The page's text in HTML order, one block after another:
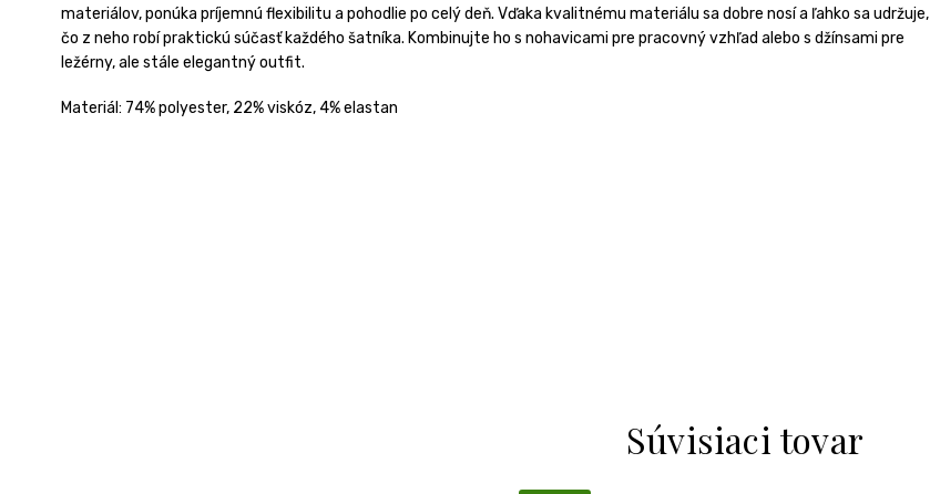
Súvisiaci tovar
materiálov, ponúka príjemnú flexibilitu a pohodlie po celý deň. Vďaka kvalitnému materiálu sa dobre nosí a ľahko sa udržuje,
čo z neho robí praktickú súčasť každého šatníka. Kombinujte ho s nohavicami pre pracovný vzhľad alebo s džínsami pre
ležérny, ale stále elegantný outfit.
Materiál: 74% polyester, 22% viskóz, 4% elastan